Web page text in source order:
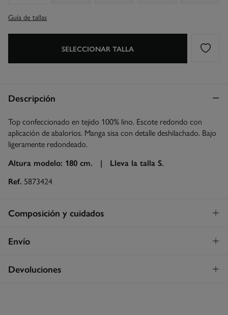
Guía de tallas
SELECCIONAR TALLA
Descripción
Top confeccionado en tejido 100% lino. Escote redondo con
aplicación de abalorios. Manga sisa con detalle deshilachado. Bajo
ligeramente redondeado.
Altura modelo: 180 cm. | Lleva la talla S.
Ref. 5873424
Composición y cuidados
Composición
Cuidados
Envío
Envío a tienda
¡GRATIS!
Devoluciones